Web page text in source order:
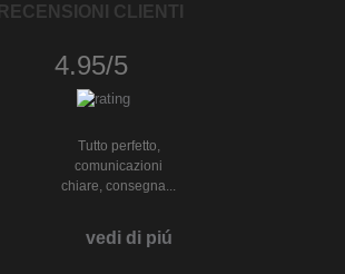
RECENSIONI CLIENTI
4.95/5
Tutto perfetto,
comunicazioni
chiare, consegna...
vedi di piú